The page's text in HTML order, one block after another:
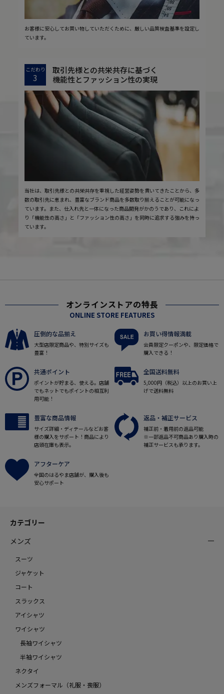
お客様に安心してお買い物していただくために、厳しい品質検査基準を設定し
ています。
こだわり
3
取引先様との共栄共存に基づく
機能性とファッション性の実現
当社は、取引先様との共栄共存を重視した経営姿勢を貫いてきたことから、多
数の取引先に恵まれ、豊富なブランド商品を多数取り揃えることが可能になっ
ています。また、仕入れ先と一体になった商品開発がかのうであり、これによ
り「機能性の高さ」と「ファッション性の高さ」を同時に追求する強みを持っ
ています。
オンラインストアの特長
ONLINE STORE FEATURES
圧倒的な品揃え
大型店限定商品や、特別サイズも
豊富！
お買い得情報満載
会員限定クーポンや、限定価格で
購入できる！
共通ポイント
ポイントが貯まる、使える。店舗
でもネットでもポイントの相互利
用可能！
全国送料無料
5,000円（税込）以上のお買い上
げで送料無料
豊富な商品情報
サイズ詳細・ディテールなどお客
様の購入をサポート！商品により
店頭在庫も表示。
返品・補正サービス
補正前・着用前の返品可能
※一部返品不可商品あり購入時の
補正サービスも承ります。
アフターケア
全国のはるやま店舗が、購入後も
安心サポート
カテゴリー
メンズ
スーツ
ジャケット
コート
スラックス
アイシャツ
ワイシャツ
長袖ワイシャツ
半袖ワイシャツ
ネクタイ
メンズフォーマル（礼服・喪服）